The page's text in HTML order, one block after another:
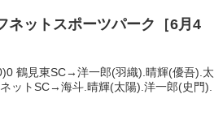
ネットスポーツパーク［6月4
鶴見東SC→洋一郎(羽織).晴輝(優吾).太
ットSC→海斗.晴輝(太陽).洋一郎(史門).